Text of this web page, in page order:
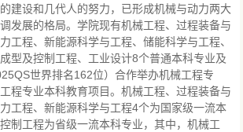
建设和几代人的努力，已形成机械与动力两大
发展的格局。学院现有机械工程、过程装备与
工程、新能源科学与工程、储能科学与工程、
型及控制工程、工业设计8个普通本科专业及
世界排名162位）合作举办机械工程专
程专业本科教育项目。机械工程、过程装备与
工程、新能源科学与工程4个为国家级一流本
制工程为省级一流本科专业，其中，机械工